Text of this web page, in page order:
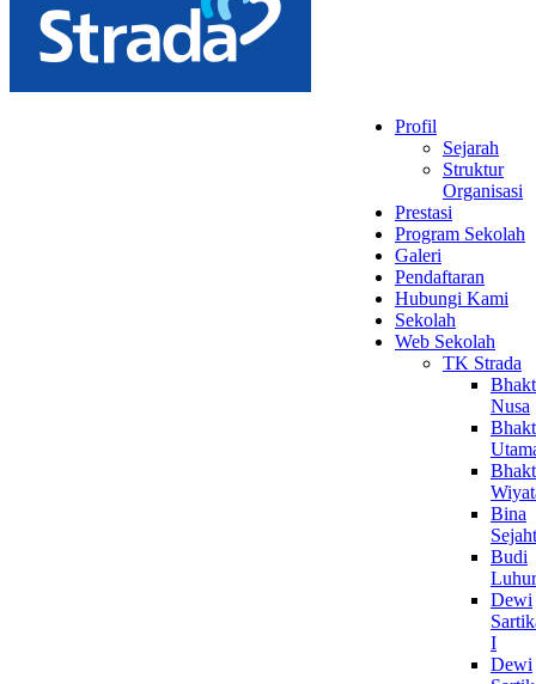
Profil
Sejarah
Struktur
Organisasi
Prestasi
Program Sekolah
Galeri
Pendaftaran
Hubungi Kami
Sekolah
Web Sekolah
TK Strada
Nusa
Bina
Budi
Luhur
Dewi
I
Dewi